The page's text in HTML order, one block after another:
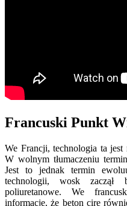
Francuski Punkt
We Francji, technologia ta jest
W wolnym tłumaczeniu
Jest to jednak termin
technologii, wosk zaczął
poliuretanowe. We
informacje, że beton cire